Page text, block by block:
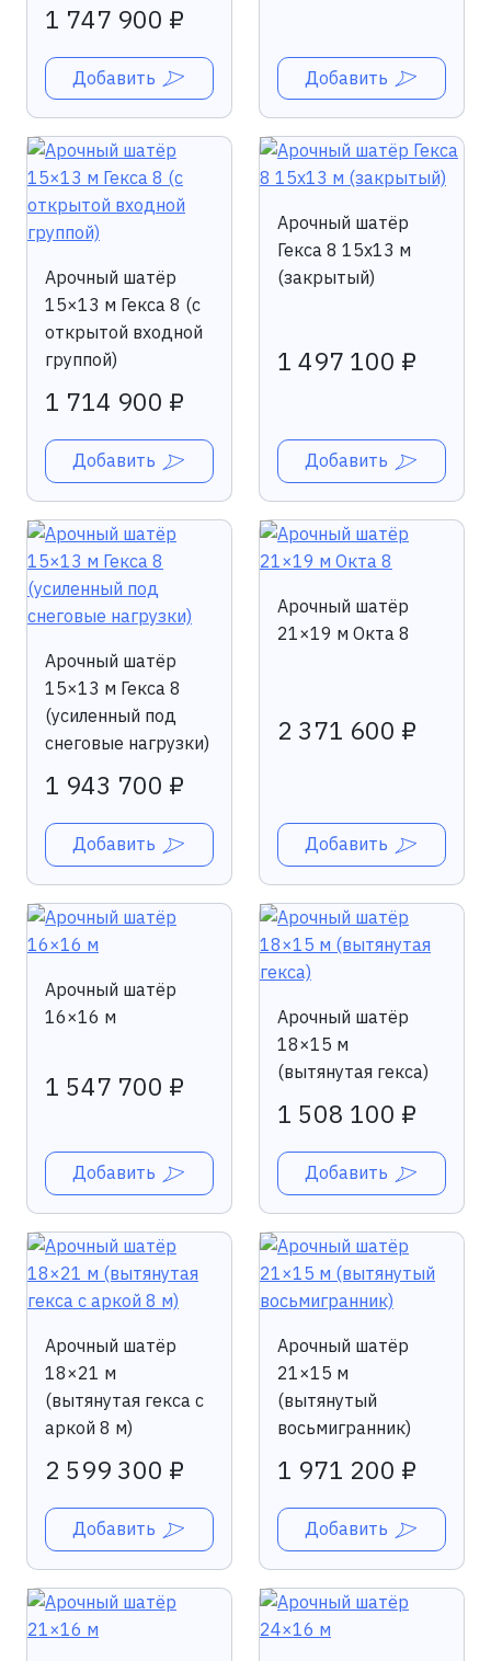
1 747 900 ₽
Добавить Добавить
Арочный шатёр
15×13 м Гекса 8 (с
открытой входной
группой)
1 714 900 ₽
Добавить
Арочный шатёр
Гекса 8 15x13 м
(закрытый)
1 497 100 ₽
Добавить
Арочный шатёр
15×13 м Гекса 8
(усиленный под
снеговые нагрузки)
1 943 700 ₽
Добавить
Арочный шатёр
21×19 м Окта 8
2 371 600 ₽
Добавить
Арочный шатёр
16×16 м
1 547 700 ₽
Добавить
Арочный шатёр
18×15 м
(вытянутая гекса)
1 508 100 ₽
Добавить
Арочный шатёр
18×21 м
(вытянутая гекса с
аркой 8 м)
2 599 300 ₽
Добавить
Арочный шатёр
21×15 м
(вытянутый
восьмигранник)
1 971 200 ₽
Добавить